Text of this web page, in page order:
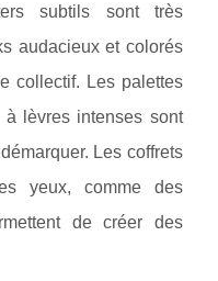
subtils sont très
audacieux et colorés
collectif. Les palettes
lèvres intenses sont
Les coffrets
yeux, comme des
de créer des